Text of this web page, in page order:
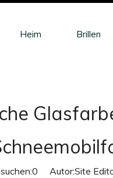
Heim Brillen
0 Autor:Site